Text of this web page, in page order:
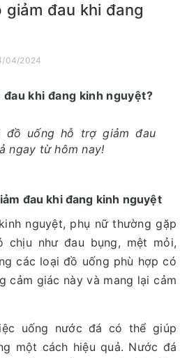
đau khi đang
04/2024
khi đang kinh nguyệt?
đồ uống hỗ trợ giảm đau
ngay từ hôm nay!
đau khi đang kinh nguyệt
nguyệt, phụ nữ thường gặp
chịu như đau bụng, mệt mỏi,
các loại đồ uống phù hợp có
cảm giác này và mang lại cảm
uống nước đá có thể giúp
một cách hiệu quả. Nước đá